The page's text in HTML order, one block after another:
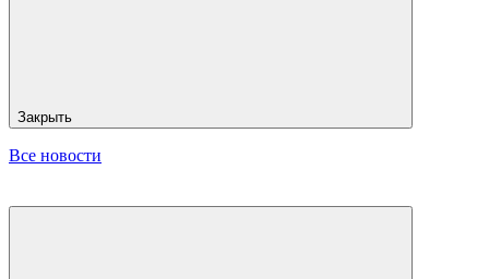
Закрыть
Все новости